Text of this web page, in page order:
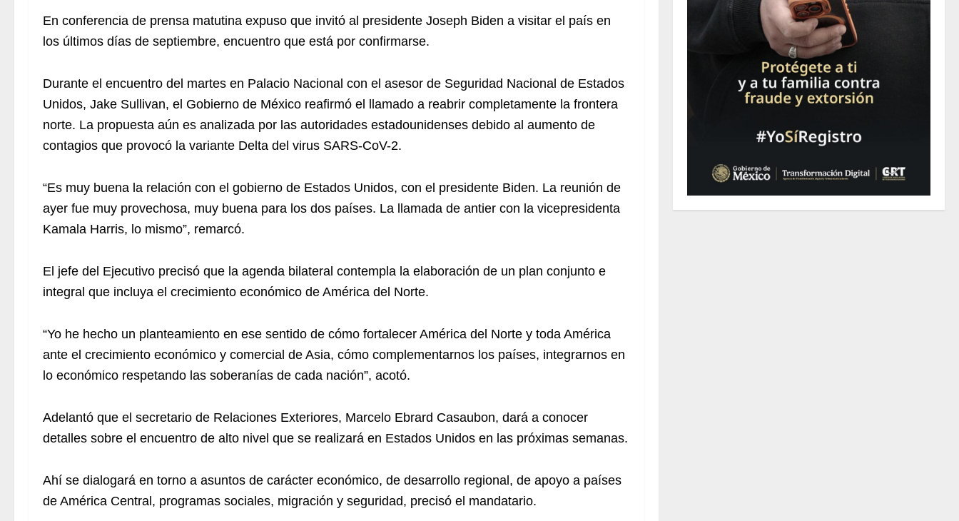
En conferencia de prensa matutina expuso que invitó al presidente Joseph Biden a visitar el país en
los últimos días de septiembre, encuentro que está por confirmarse.
Durante el encuentro del martes en Palacio Nacional con el asesor de Seguridad Nacional de Estados
Unidos, Jake Sullivan, el Gobierno de México reafirmó el llamado a reabrir completamente la frontera
norte. La propuesta aún es analizada por las autoridades estadounidenses debido al aumento de
contagios que provocó la variante Delta del virus SARS-CoV-2.
“Es muy buena la relación con el gobierno de Estados Unidos, con el presidente Biden. La reunión de
ayer fue muy provechosa, muy buena para los dos países. La llamada de antier con la vicepresidenta
Kamala Harris, lo mismo”, remarcó.
El jefe del Ejecutivo precisó que la agenda bilateral contempla la elaboración de un plan conjunto e
integral que incluya el crecimiento económico de América del Norte.
“Yo he hecho un planteamiento en ese sentido de cómo fortalecer América del Norte y toda América
ante el crecimiento económico y comercial de Asia, cómo complementarnos los países, integrarnos en
lo económico respetando las soberanías de cada nación”, acotó.
Adelantó que el secretario de Relaciones Exteriores, Marcelo Ebrard Casaubon, dará a conocer
detalles sobre el encuentro de alto nivel que se realizará en Estados Unidos en las próximas semanas.
Ahí se dialogará en torno a asuntos de carácter económico, de desarrollo regional, de apoyo a países
de América Central, programas sociales, migración y seguridad, precisó el mandatario.